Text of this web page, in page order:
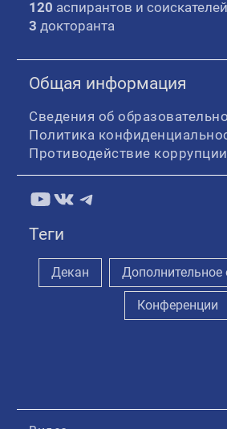
120 аспирантов и соискателей
3 докторанта
Общая информация
Сведения об
Политика
Противодействие коррупции
YouTube
ВКонтакте
Telegram
Теги
Декан Дополнительное
Конференции